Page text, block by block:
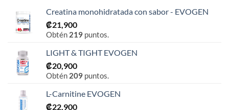
Creatina monohidratada con sabor - EVOGEN
₡21,900
Obtén 219 puntos.
LIGHT & TIGHT EVOGEN
₡20,900
Obtén 209 puntos.
L-Carnitine EVOGEN
₡22,900